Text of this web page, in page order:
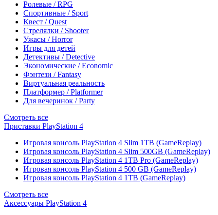
Ролевые / RPG
Спортивные / Sport
Квест / Quest
Стрелялки / Shooter
Ужасы / Horror
Игры для детей
Детективы / Detective
Экономические / Economic
Фэнтези / Fantasy
Виртуальная реальность
Платформер / Platformer
Для вечеринок / Party
Смотреть все
Приставки PlayStation 4
Игровая консоль PlayStation 4 Slim 1TB (GameReplay)
Игровая консоль PlayStation 4 Slim 500GB (GameReplay)
Игровая консоль PlayStation 4 1TB Pro (GameReplay)
Игровая консоль PlayStation 4 500 GB (GameReplay)
Игровая консоль PlayStation 4 1TB (GameReplay)
Смотреть все
Аксессуары PlayStation 4